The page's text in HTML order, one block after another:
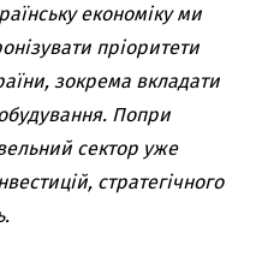
економіку ми
пріоритети
зокрема вкладати
Попри
сектор уже
стратегічного